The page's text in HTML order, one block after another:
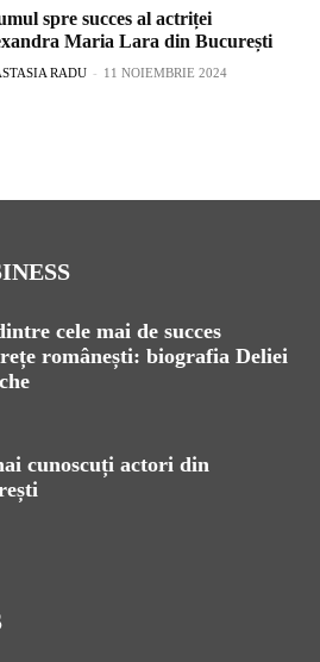
spre succes al actriței
Maria Lara din București
RADU - 11 NOIEMBRIE 2024
cele mai de succes
românești: biografia Deliei
cunoscuți actori din